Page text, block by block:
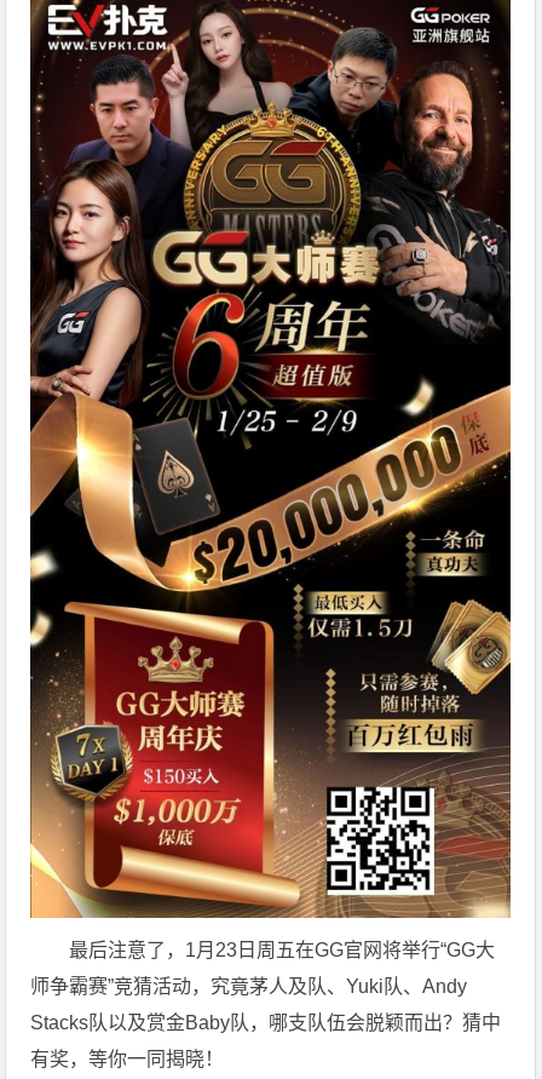
最后注意了，1月23日周五在GG官网将举行“GG大
师争霸赛”竞猜活动，究竟茅人及队、Yuki队、Andy
Stacks队以及赏金Baby队，哪支队伍会脱颖而出？猜中
有奖，等你一同揭晓！